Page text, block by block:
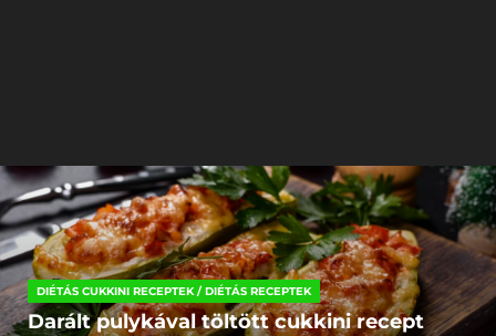
DIÉTÁS CUKKINI RECEPTEK/DIÉTÁS RECEPTEK
Darált pulykával töltött cukkini recept